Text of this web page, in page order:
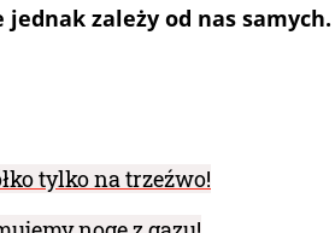
zależy od nas samych.
tylko na trzeźwo!